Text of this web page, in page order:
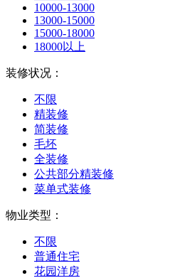
10000-13000
13000-15000
15000-18000
18000以上
装修状况：
不限
精装修
简装修
毛坯
全装修
公共部分精装修
菜单式装修
物业类型：
不限
普通住宅
花园洋房